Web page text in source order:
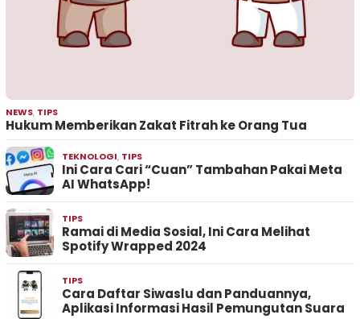
NEWS, TIPS
Hukum Memberikan Zakat Fitrah ke Orang Tua
TEKNOLOGI, TIPS
Ini Cara Cari “Cuan” Tambahan Pakai Meta
AI WhatsApp!
TIPS
Ramai di Media Sosial, Ini Cara Melihat
Spotify Wrapped 2024
TIPS
Cara Daftar Siwaslu dan Panduannya,
Aplikasi Informasi Hasil Pemungutan Suara